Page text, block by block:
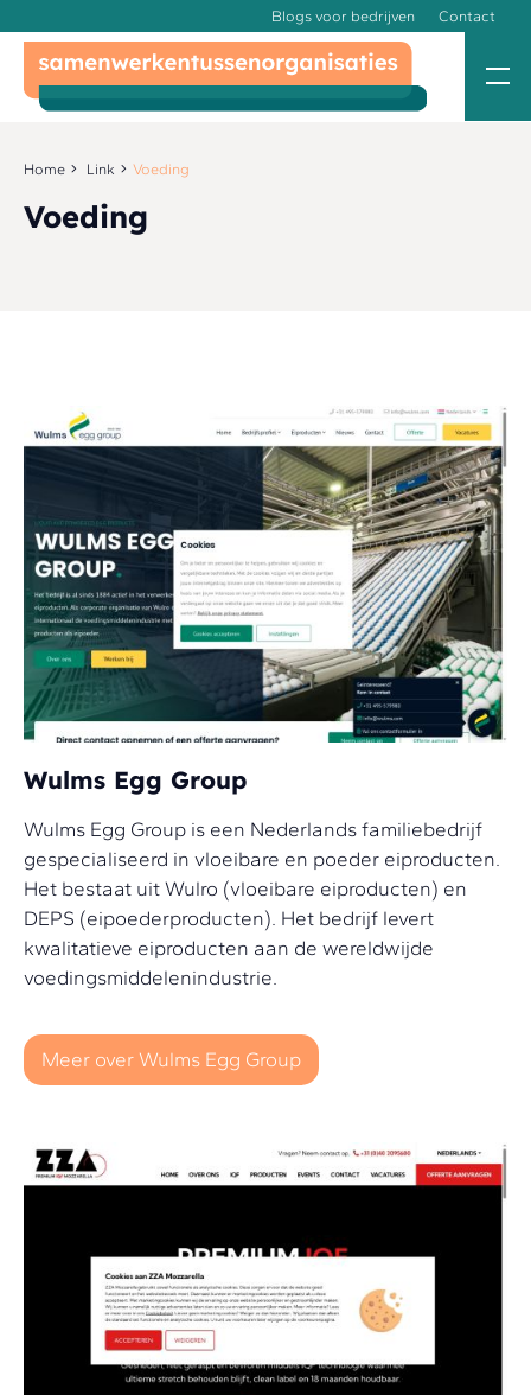
Blogs voor bedrijven Contact
Home Link Voeding
Voeding
Wulms Egg Group
Wulms Egg Group is een Nederlands familiebedrijf
gespecialiseerd in vloeibare en poeder eiproducten.
Het bestaat uit Wulro (vloeibare eiproducten) en
DEPS (eipoederproducten). Het bedrijf levert
kwalitatieve eiproducten aan de wereldwijde
voedingsmiddelenindustrie.
Meer over Wulms Egg Group